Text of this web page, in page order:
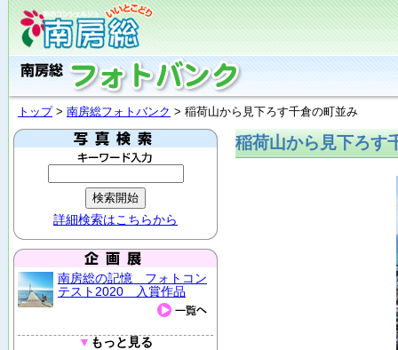
トップ> 南房総フォトバンク > 稲荷山から見下ろす千倉の町並み
詳細検索はこちらから
南房総の記憶 フォトコン
テスト2020 入賞作品
▼ もっと見る
稲荷山から見下ろす